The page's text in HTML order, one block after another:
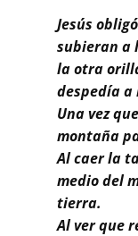
Contacto
Buscar
Jesús
subieran a
la otra
despedía
Una vez
montaña
Al caer la
medio del
tierra.
Al ver que